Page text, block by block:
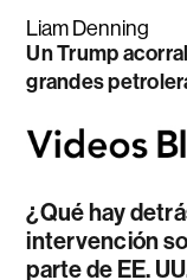
Liam Denning
Un Trump
grandes
¿Qué hay
intervención
parte de EE.